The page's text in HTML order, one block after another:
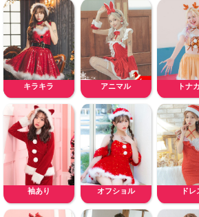
キラキラ アニマル トナ
袖あり オフショル ドレ